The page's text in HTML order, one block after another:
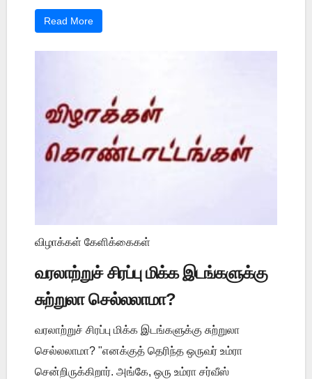
Read More
விழாக்கள் கேளிக்கைகள்
வரலாற்றுச் சிரப்பு மிக்க இடங்களுக்கு
சுற்றுலா செல்லலாமா?
வரலாற்றுச் சிரப்பு மிக்க இடங்களுக்கு சுற்றுலா
செல்லலாமா? "எனக்குத் தெரிந்த ஒருவர் உம்ரா
சென்றிருக்கிறார். அங்கே, ஒரு உம்ரா சர்வீஸ்